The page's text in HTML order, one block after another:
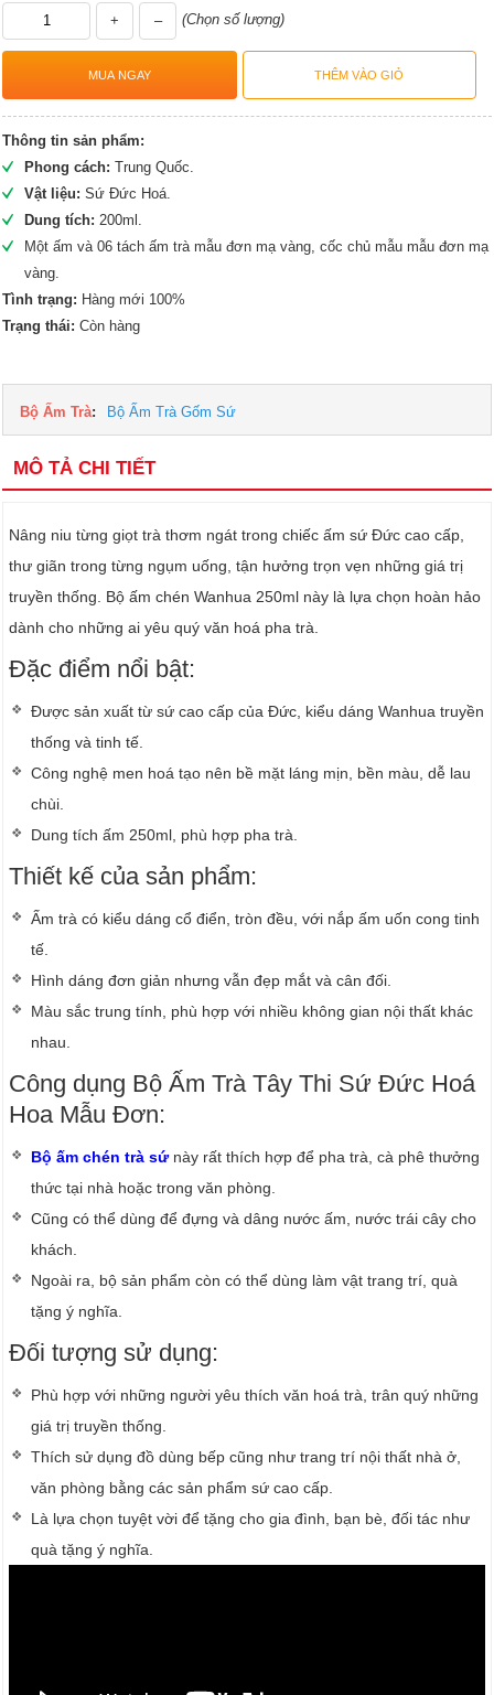
+ – (Chọn số lượng)
Thông tin sản phẩm:
Phong cách: Trung Quốc.
Vật liệu:Sứ Đức Hoá.
Dung tích: 200ml.
Một ấm và 06 tách ấm trà mẫu đơn mạ vàng, cốc chủ mẫu mẫu đơn mạ
vàng.
Tình trạng: Hàng mới 100%
Trạng thái:Còn hàng
Bộ Ấm Trà: Bộ Ấm Trà Gốm Sứ
MÔ TẢ CHI TIẾT
Nâng niu từng giọt trà thơm ngát trong chiếc ấm sứ Đức cao cấp,
thư giãn trong từng ngụm uống, tận hưởng trọn vẹn những giá trị
truyền thống. Bộ ấm chén Wanhua 250ml này là lựa chọn hoàn hảo
dành cho những ai yêu quý văn hoá pha trà.
Đặc điểm nổi bật:
Được sản xuất từ sứ cao cấp của Đức, kiểu dáng Wanhua truyền
thống và tinh tế.
Công nghệ men hoá tạo nên bề mặt láng mịn, bền màu, dễ lau
chùi.
Dung tích ấm 250ml, phù hợp pha trà.
Thiết kế của sản phẩm:
Ấm trà có kiểu dáng cổ điển, tròn đều, với nắp ấm uốn cong tinh
tế.
Hình dáng đơn giản nhưng vẫn đẹp mắt và cân đối.
Màu sắc trung tính, phù hợp với nhiều không gian nội thất khác
nhau.
Công dụng Bộ Ấm Trà Tây Thi Sứ Đức Hoá
Hoa Mẫu Đơn:
Bộ ấm chén trà sứnày rất thích hợp để pha trà, cà phê thưởng
thức tại nhà hoặc trong văn phòng.
Cũng có thể dùng để đựng và dâng nước ấm, nước trái cây cho
khách.
Ngoài ra, bộ sản phẩm còn có thể dùng làm vật trang trí, quà
tặng ý nghĩa.
Đối tượng sử dụng:
Phù hợp với những người yêu thích văn hoá trà, trân quý những
giá trị truyền thống.
Thích sử dụng đồ dùng bếp cũng như trang trí nội thất nhà ở,
văn phòng bằng các sản phẩm sứ cao cấp.
Là lựa chọn tuyệt vời để tặng cho gia đình, bạn bè, đối tác như
quà tặng ý nghĩa.